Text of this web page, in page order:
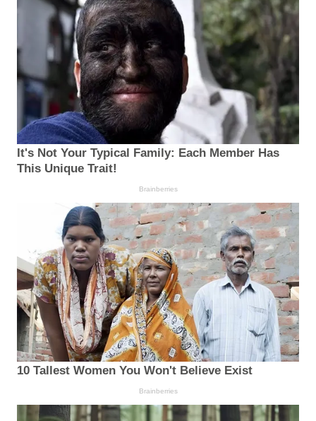
It's Not Your Typical Family: Each Member Has
This Unique Trait!
Brainberries
10 Tallest Women You Won't Believe Exist
Brainberries